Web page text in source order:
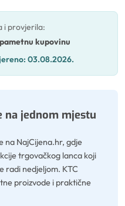
i provjerila:
kupovinu
03.08.2026.
na jednom mjestu
na NajCijena.hr, gdje
trgovačkog lanca koji
radi nedjeljom. KTC
proizvode i praktične